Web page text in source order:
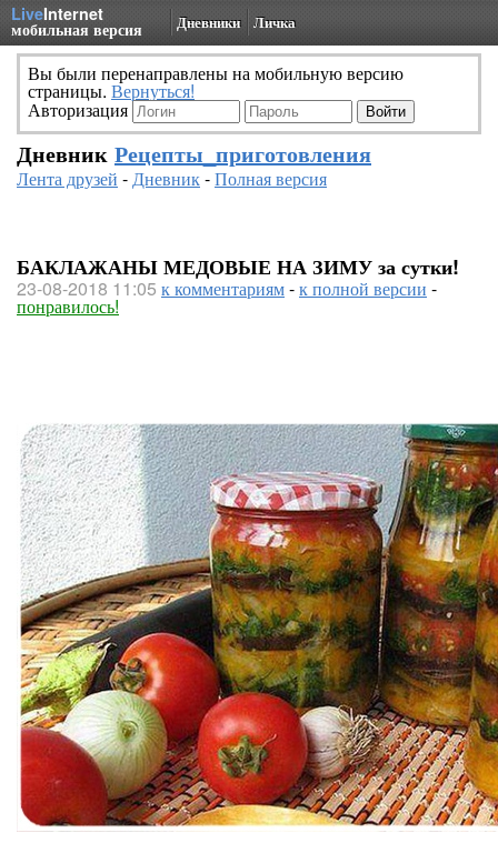
LiveInternet
мобильная версия Дневники Личка
Вы были перенаправлены на мобильную версию
страницы. Вернуться!
Авторизация
Дневник Рецепты_приготовления
Лента друзей -Дневник-Полная версия
БАКЛАЖАНЫ МЕДОВЫЕ НА ЗИМУ за сутки!
23-08-2018 11:05 к комментариям-к полной версии -
понравилось!